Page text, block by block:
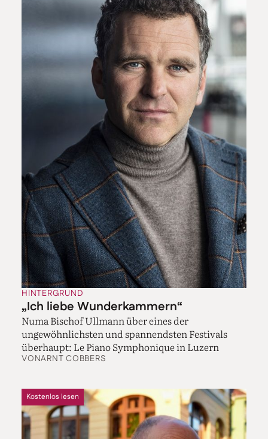
In dem Moment, wo wir das spielen, schon. Aber ich
weiß nicht, ob das allzu tiefe Spuren hinterlässt. Am
Ende ist einem die Brahms-Sinfonie dann doch lieber.
Ich glaube, eine gewisse abgeklärte Distanz zu den
Dingen ist eigentlich ganz sympathisch.
Mit der Anhaltischen Philharmonie Dessau haben
Sie die dritte Sinfonie von August Klughardt
eingespielt, auch eine Wiederentdeckung. Warum
tauchen all diese Werke nicht häufiger im
Konzertleben auf?
Zum einen würde ich nicht behaupten, dass das ganz
große Meisterwerke sind. Zum anderen hängt es auch
von den Zeitläuften ab. Ich merke, dass das Publikum
in einer Zeit, die so sehr von Verunsicherung geprägt
ist, Musik hören will, die es kennt. Die Bereitschaft,
sich mit Neuem auseinanderzusetzen, ist seit Corona
rapide gesunken. Wir haben zum Beispiel vor
ungefähr anderthalb Jahren die sehr hörenswerte
Sinfonie von Dora Pejačević aufgeführt. Wir geben
immer drei Konzerte, und wir hatten auf einen Schlag
ungefähr achthundert Zuschauer weniger, das
entspricht einem Konzert. Ob es mir gefällt oder nicht
– das muss ich berücksichtigen bei der Programm­
planung. Und was den Lokalstolz angeht, gibt es
sicherlich Orte, die auf neue Impulse stärker
angewiesen sind. Der Aufstieg von Preußen Münster in
Macht man, wenn man das Publikum
herausfordern und Neues bringen will, dann doch
HINTERGRUND
„Ich liebe Wunderkammern“
Numa Bischof Ullmann über eines der
ungewöhnlichsten und spannendsten Festivals
überhaupt: Le Piano Symphonique in Luzern
VONARNT COBBERS
Kostenlos lesen